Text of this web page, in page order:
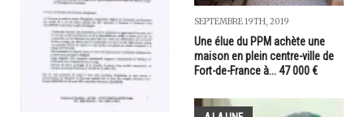
SEPTEMBRE 19TH, 2019
Une élue du PPM achète une
maison en plein centre-ville de
Fort-de-France à... 47 000 €